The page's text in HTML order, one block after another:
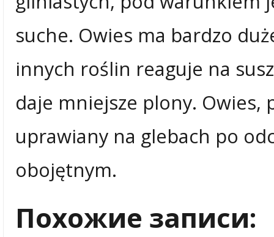
suche. Owies ma bardzo
innych roślin reaguje na
daje mniejsze plony. Owies,
uprawiany na glebach po
obojętnym.
Похожие записи: